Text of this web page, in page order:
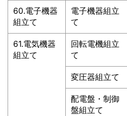
60.電子機器
組立て
電子機器組立
て
61.電気機器
組立て
回転電機組立
て
変圧器組立て
配電盤・制御
盤組立て